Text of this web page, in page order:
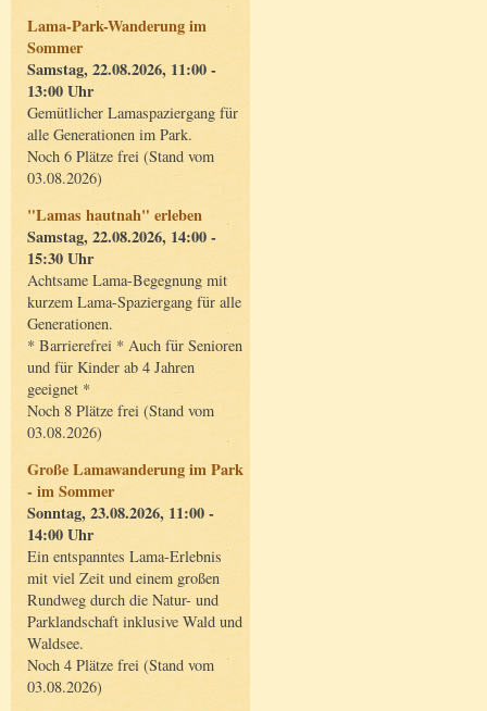
Lama-Park-Wanderung im
Sommer
Samstag, 22.08.2026, 11:00 -
13:00 Uhr
Gemütlicher Lamaspaziergang für
alle Generationen im Park.
Noch 6 Plätze frei (Stand vom
03.08.2026)
"Lamas hautnah" erleben
Samstag, 22.08.2026, 14:00 -
15:30 Uhr
Achtsame Lama-Begegnung mit
kurzem Lama-Spaziergang für alle
Generationen.
* Barrierefrei * Auch für Senioren
und für Kinder ab 4 Jahren
geeignet *
Noch 8 Plätze frei (Stand vom
03.08.2026)
Große Lamawanderung im Park
- im Sommer
Sonntag, 23.08.2026, 11:00 -
14:00 Uhr
Ein entspanntes Lama-Erlebnis
mit viel Zeit und einem großen
Rundweg durch die Natur- und
Parklandschaft inklusive Wald und
Waldsee.
Noch 4 Plätze frei (Stand vom
03.08.2026)